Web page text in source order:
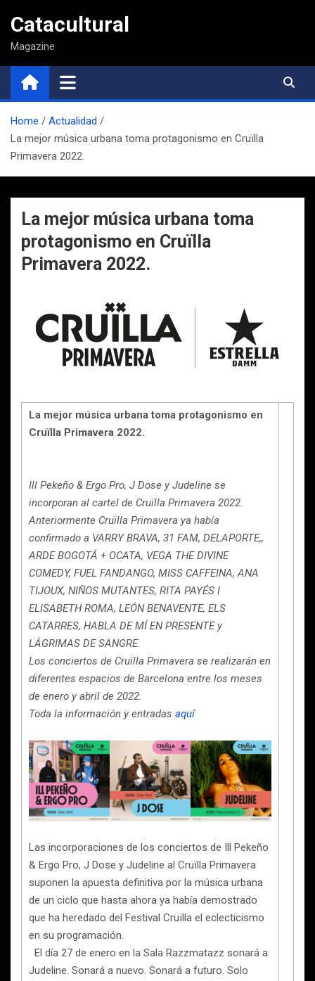
contenido
Catacultural
Magazine
Home
Actualidad
La mejor música urbana toma protagonismo en Cruïlla
Primavera 2022.
La mejor música urbana toma
protagonismo en Cruïlla
Primavera 2022.
La mejor música urbana toma protagonismo en
Cruïlla Primavera 2022.
Ill Pekeño & Ergo Pro, J Dose y Judeline se
incorporan al cartel de Cruïlla Primavera 2022.
Anteriormente Cruïlla Primavera ya había
confirmado a VARRY BRAVA, 31 FAM, DELAPORTE,,
ARDE BOGOTÁ + OCATA, VEGA THE DIVINE
COMEDY, FUEL FANDANGO, MISS CAFFEINA, ANA
TIJOUX, NIÑOS MUTANTES, RITA PAYÉS I
ELISABETH ROMA, LEÓN BENAVENTE, ELS
CATARRES, HABLA DE MÍ EN PRESENTE y
LÁGRIMAS DE SANGRE.
Los conciertos de Cruïlla Primavera se realizarán en
diferentes espacios de Barcelona entre los meses
de enero y abril de 2022.
Toda la información y entradas aquí
Las incorporaciones de los conciertos de Ill Pekeño
& Ergo Pro, J Dose y Judeline al Cruïlla Primavera
suponen la apuesta definitiva por la música urbana
de un ciclo que hasta ahora ya había demostrado
que ha heredado del Festival Cruïlla el eclecticismo
en su programación.
El día 27 de enero en la Sala Razzmatazz sonará a
Judeline. Sonará a nuevo. Sonará a futuro. Solo